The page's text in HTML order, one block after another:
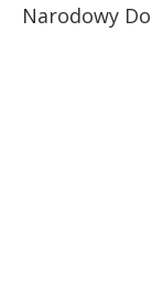
Narodowy